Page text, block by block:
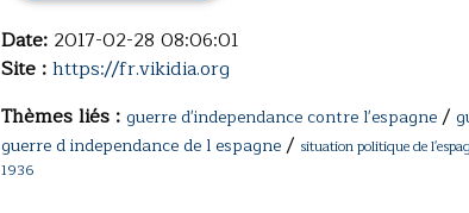
Date: 2017-02-28 08:06:01
Site :https://fr.vikidia.org
Thèmes liés : guerre d'independance contre l'espagne/
guerre d independance de l espagne/ situation politique de
1936